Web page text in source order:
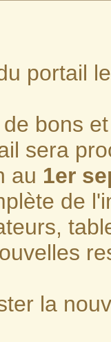
portail
bons
sera
au 1er
de
la